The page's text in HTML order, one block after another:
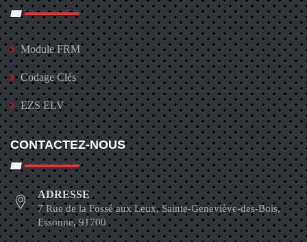
Module FRM
Codage Clés
EZS ELV
CONTACTEZ-NOUS
ADRESSE
7 Rue de la Fossé aux Leux, Sainte-Geneviève-des-Bois,
Essonne, 91700